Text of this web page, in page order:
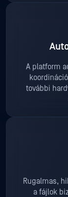
A platform
további
Rugalmas,
a fájlok